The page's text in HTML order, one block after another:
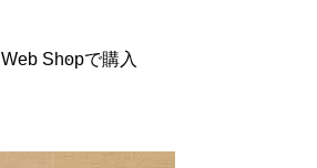
Web Shopで購入